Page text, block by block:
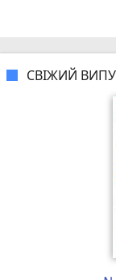
СВІЖИЙ